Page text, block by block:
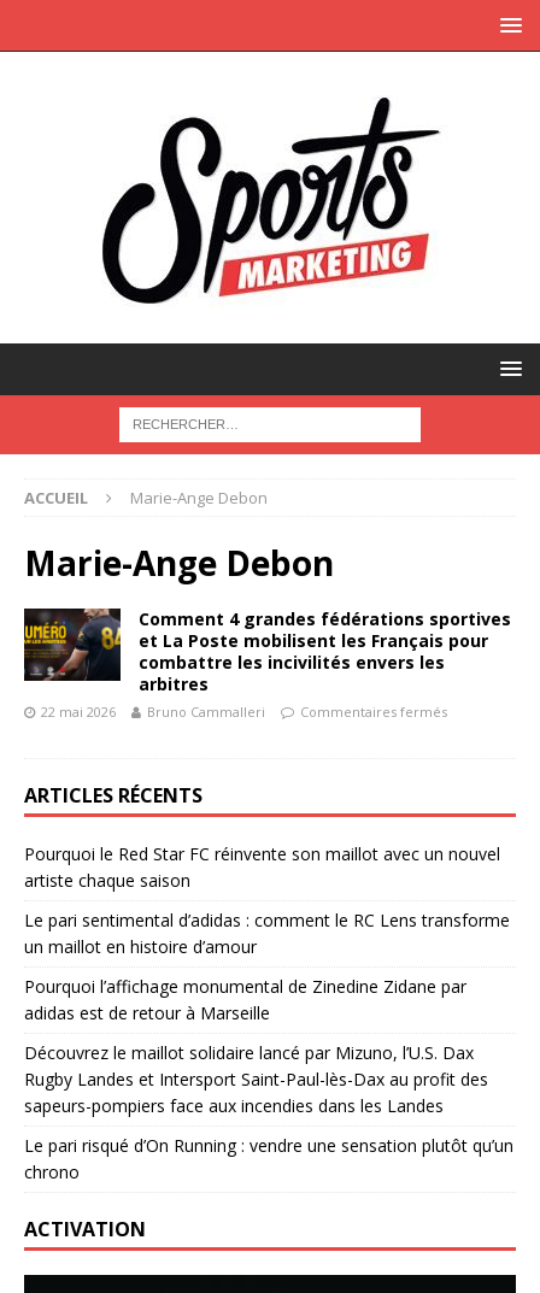
ACCUEIL Marie-Ange Debon
Marie-Ange Debon
Comment 4 grandes fédérations sportives
et La Poste mobilisent les Français pour
combattre les incivilités envers les
arbitres
22 mai 2026 Bruno Cammalleri Commentaires fermés
ARTICLES RÉCENTS
Pourquoi le Red Star FC réinvente son maillot avec un nouvel
artiste chaque saison
Le pari sentimental d’adidas : comment le RC Lens transforme
un maillot en histoire d’amour
Pourquoi l’affichage monumental de Zinedine Zidane par
adidas est de retour à Marseille
Découvrez le maillot solidaire lancé par Mizuno, l’U.S. Dax
Rugby Landes et Intersport Saint-Paul-lès-Dax au profit des
sapeurs-pompiers face aux incendies dans les Landes
Le pari risqué d’On Running : vendre une sensation plutôt qu’un
chrono
ACTIVATION